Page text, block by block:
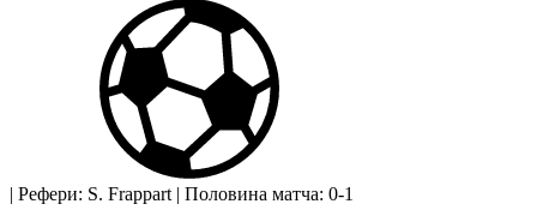
| Рефери: S. Frappart | Половина матча: 0-1